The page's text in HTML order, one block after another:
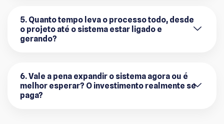
5. Quanto tempo leva o processo todo, desde
o projeto até o sistema estar ligado e
gerando?
6. Vale a pena expandir o sistema agora ou é
melhor esperar? O investimento realmente se
paga?